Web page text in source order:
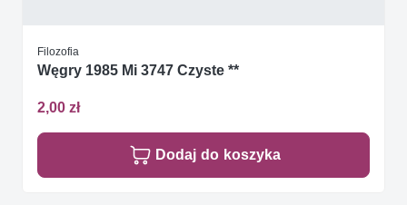
Filozofia
Węgry 1985 Mi 3747 Czyste **
2,00 zł
Dodaj do koszyka